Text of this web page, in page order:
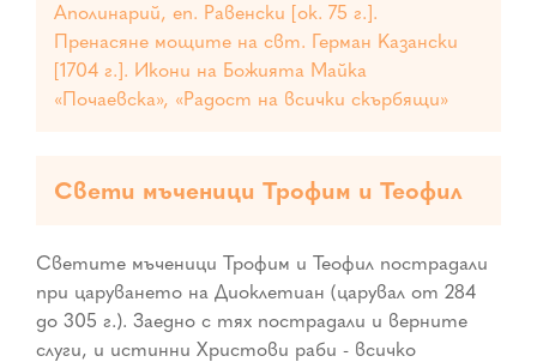
Аполинарий, еп. Равенски [ок. 75 г.].
Пренасяне мощите на свт. Герман Казански
[1704 г.]. Икони на Божията Майка
«Почаевска», «Радост на всички скърбящи»
Свети мъченици Трофим и Теофил
Светите мъченици Трофим и Теофил пострадали
при царуването на Диоклетиан (царувал от 284
до 305 г.). Заедно с тях пострадали и верните
слуги, и истинни Христови раби - всичко